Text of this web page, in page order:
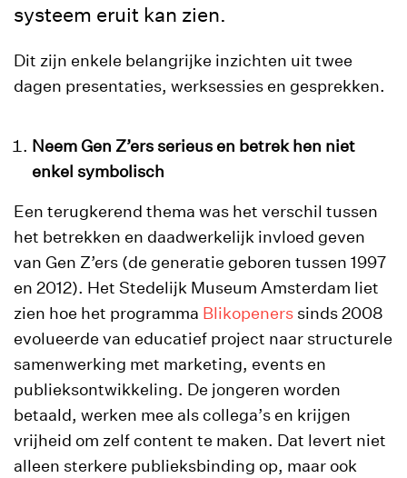
systeem eruit kan zien.
Dit zijn enkele belangrijke inzichten uit twee
dagen presentaties, werksessies en gesprekken.
Neem Gen Z’ers serieus en betrek hen niet
enkel symbolisch
Een terugkerend thema was het verschil tussen
het betrekken en daadwerkelijk invloed geven
van Gen Z’ers (de generatie geboren tussen 1997
en 2012). Het Stedelijk Museum Amsterdam liet
zien hoe het programma Blikopeners sinds 2008
evolueerde van educatief project naar structurele
samenwerking met marketing, events en
publieksontwikkeling. De jongeren worden
betaald, werken mee als collega’s en krijgen
vrijheid om zelf content te maken. Dat levert niet
alleen sterkere publieksbinding op, maar ook